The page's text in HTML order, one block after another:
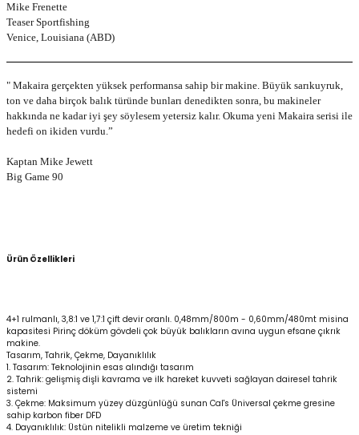
Mike Frenette
Teaser Sportfishing
Venice, Louisiana (ABD)
" Makaira gerçekten yüksek performansa sahip bir makine. Büyük sarıkuyruk,
ton ve daha birçok balık türünde bunları denedikten sonra, bu makineler
hakkında ne kadar iyi şey söylesem yetersiz kalır. Okuma yeni Makaira serisi ile
hedefi on ikiden vurdu.”
Kaptan Mike Jewett
Big Game 90
Ürün Özellikleri
4+1 rulmanlı, 3,8:1 ve 1,7:1 çift devir oranlı. 0,48mm/800m - 0,60mm/480mt misina
kapasitesi Pirinç döküm gövdeli çok büyük balıkların avına uygun efsane çıkrık
makine.
Tasarım, Tahrik, Çekme, Dayanıklılık
1. Tasarım: Teknolojinin esas alındığı tasarım
2. Tahrik: gelişmiş dişli kavrama ve ilk hareket kuvveti sağlayan dairesel tahrik
sistemi
3. Çekme: Maksimum yüzey düzgünlüğü sunan Cal's Üniversal çekme gresine
sahip karbon fiber DFD
4. Dayanıklılık: Üstün nitelikli malzeme ve üretim tekniği